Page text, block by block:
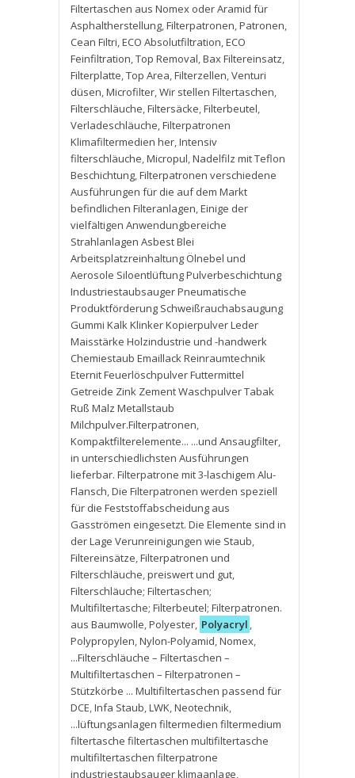
Filtertaschen aus Nomex oder Aramid für
Asphaltherstellung,Filterpatronen,Patronen,
Cean Filtri,ECO Absolutfiltration,ECO
Feinfiltration,Top Removal,Bax Filtereinsatz,
Filterplatte,Top Area,Filterzellen,Venturi
düsen,Microfilter,Wir stellen Filtertaschen,
Filterschläuche,Filtersäcke,Filterbeutel,
Verladeschläuche,Filterpatronen
Klimafiltermedien her,Intensiv
filterschläuche,Micropul,Nadelfilz mit Teflon
Beschichtung,Filterpatronen verschiedene
Ausführungen für die auf dem Markt
befindlichen Filteranlagen,Einige der
vielfältigen Anwendungbereiche
Strahlanlagen Asbest Blei
Arbeitsplatzreinhaltung Ölnebel und
Aerosole Siloentlüftung Pulverbeschichtung
Industriestaubsauger Pneumatische
Produktförderung Schweißrauchabsaugung
Gummi Kalk Klinker Kopierpulver Leder
Maisstärke Holzindustrie und -handwerk
Chemiestaub Emaillack Reinraumtechnik
Eternit Feuerlöschpulver Futtermittel
Getreide Zink Zement Waschpulver Tabak
Ruß Malz Metallstaub
Milchpulver.Filterpatronen,
Kompaktfilterelemente... ...und Ansaugfilter,
in unterschiedlichsten Ausführungen
lieferbar. Filterpatrone mit 3-laschigem Alu-
Flansch,Die Filterpatronen werden speziell
für die Feststoffabscheidung aus
Gasströmen eingesetzt. Die Elemente sind in
der Lage Verunreinigungen wie Staub,
Filtereinsätze,Filterpatronen und
Filterschläuche,preiswert und gut,
Filterschläuche; Filtertaschen;
Multifiltertasche; Filterbeutel; Filterpatronen.
aus Baumwolle,Polyester, Polyacryl ,
Polypropylen,Nylon-Polyamid,Nomex,
...Filterschläuche – Filtertaschen –
Multifiltertaschen – Filterpatronen –
Stützkörbe ... Multifiltertaschen passend für
DCE,Infa Staub,LWK,Neotechnik,
...lüftungsanlagen filtermedien filtermedium
filtertasche filtertaschen multifiltertasche
multifiltertaschen filterpatrone
industriestaubsauger klimaanlage,